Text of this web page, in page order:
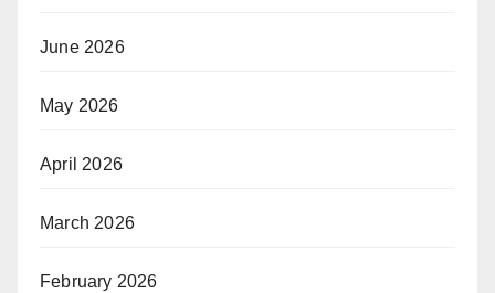
June 2026
May 2026
April 2026
March 2026
February 2026